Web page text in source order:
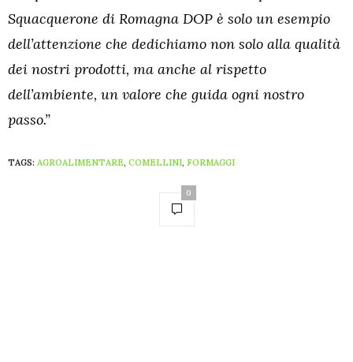
Squacquerone di Romagna DOP è solo un esempio
dell’attenzione che dedichiamo non solo alla qualità
dei nostri prodotti, ma anche al rispetto
dell’ambiente, un valore che guida ogni nostro
passo.”
TAGS: AGROALIMENTARE, COMELLINI, FORMAGGI
0